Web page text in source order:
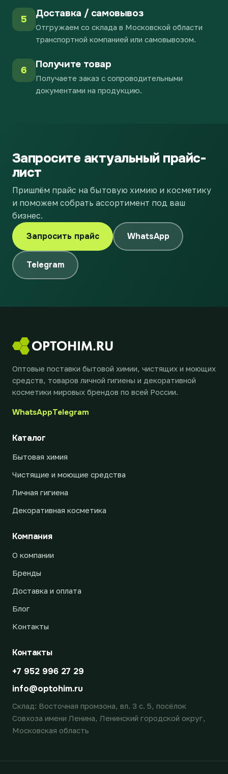
5 Доставка / самовывоз
Отгружаем со склада в Московской области
транспортной компанией или самовывозом.
6 Получите товар
Получаете заказ с сопроводительными
документами на продукцию.
Запросите актуальный прайс-
лист
Пришлём прайс на бытовую химию и косметику
и поможем собрать ассортимент под ваш
бизнес.
Запросить прайс WhatsApp
Telegram
Оптовые поставки бытовой химии, чистящих и моющих
средств, товаров личной гигиены и декоративной
косметики мировых брендов по всей России.
WhatsAppTelegram
Каталог
Бытовая химия
Чистящие и моющие средства
Личная гигиена
Декоративная косметика
Компания
О компании
Бренды
Доставка и оплата
Блог
Контакты
Контакты
+7 952 996 27 29
info@optohim.ru
Склад: Восточная промзона, вл. 3 с. 5, посёлок
Совхоза имени Ленина, Ленинский городской округ,
Московская область